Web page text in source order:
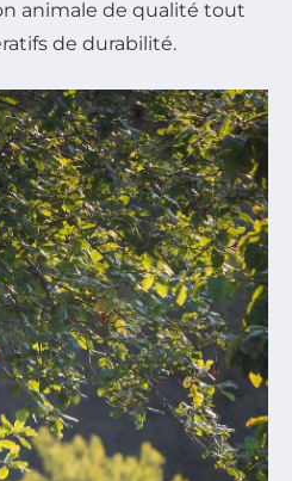
animale de qualité tout
de durabilité.